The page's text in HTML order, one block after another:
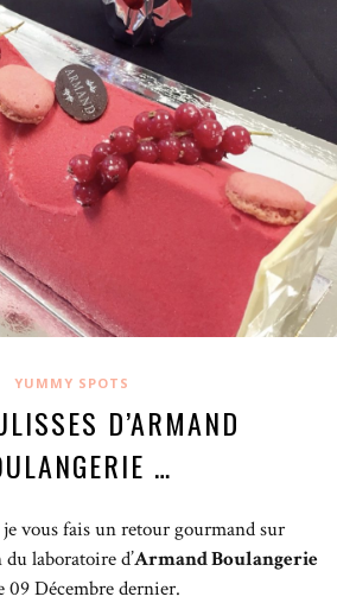
YUMMY SPOTS
D’ARMAND
…
vous fais un retour gourmand sur
laboratoire d’Armand Boulangerie
09 Décembre dernier.